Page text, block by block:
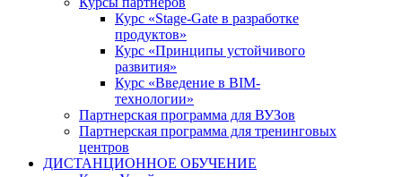
Курс «Stage-Gate в разработке
продуктов»
Курс «Принципы устойчивого
развития»
Курс «Введение в BIM-
технологии»
Партнерская программа для ВУЗов
Партнерская программа для тренинговых
центров
ДИСТАНЦИОННОЕ ОБУЧЕНИЕ